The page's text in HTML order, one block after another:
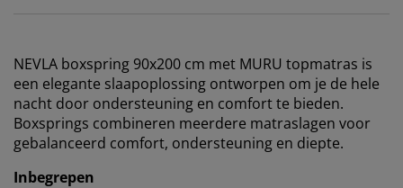
NEVLA boxspring 90x200 cm met MURU topmatras is
een elegante slaapoplossing ontworpen om je de hele
nacht door ondersteuning en comfort te bieden.
Boxsprings combineren meerdere matraslagen voor
gebalanceerd comfort, ondersteuning en diepte.
Inbegrepen